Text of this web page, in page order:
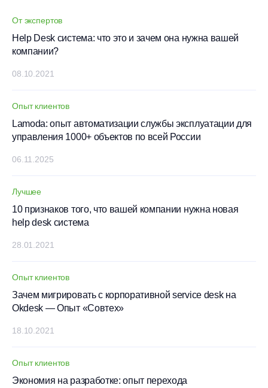
От экспертов
Help Desk система: что это и зачем она нужна вашей
компании?
08.10.2021
Опыт клиентов
Lamoda: опыт автоматизации службы эксплуатации для
управления 1000+ объектов по всей России
06.11.2025
Лучшее
10 признаков того, что вашей компании нужна новая
help desk система
28.01.2021
Опыт клиентов
Зачем мигрировать с корпоративной service desk на
Okdesk — Опыт «Совтех»
18.10.2021
Опыт клиентов
Экономия на разработке: опыт перехода